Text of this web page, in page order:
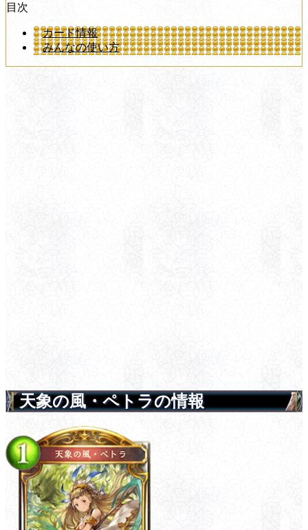
目次
カード情報
みんなの使い方
天象の風・ペトラの情報